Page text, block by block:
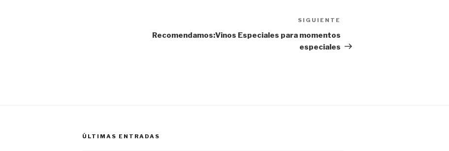
SIGUIENTE
Recomendamos:Vinos Especiales para momentos
especiales
ÚLTIMAS ENTRADAS